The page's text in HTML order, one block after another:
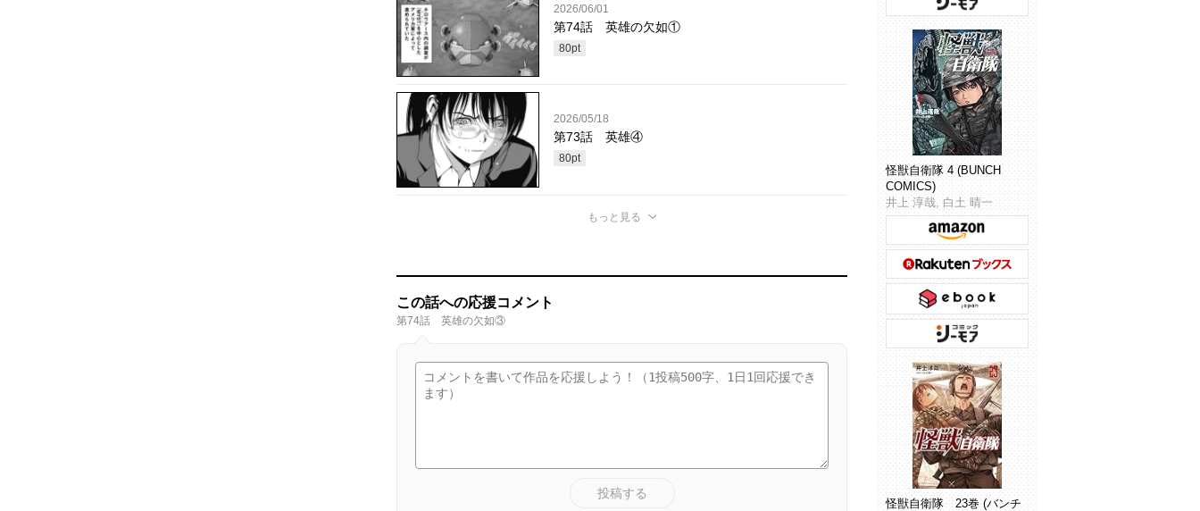
2026/06/01
第74話 英雄の欠如①
80pt
2026/05/18
第73話 英雄④
80pt
もっと見る
この話への応援コメント
第74話 英雄の欠如③
投稿する
怪獣自衛隊 4 (BUNCH
COMICS)
井上 淳哉, 白土 晴一
怪獣自衛隊 23巻 (バンチ